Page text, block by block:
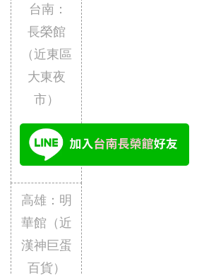
台南：
長榮館
（近東區
大東夜
市）
高雄：明
華館（近
漢神巨蛋
百貨）